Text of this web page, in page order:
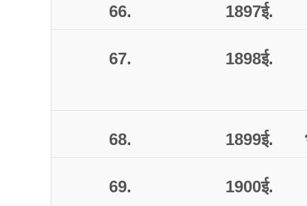
66. 1897ई.
67. 1898ई.
68. 1899ई.
69. 1900ई.